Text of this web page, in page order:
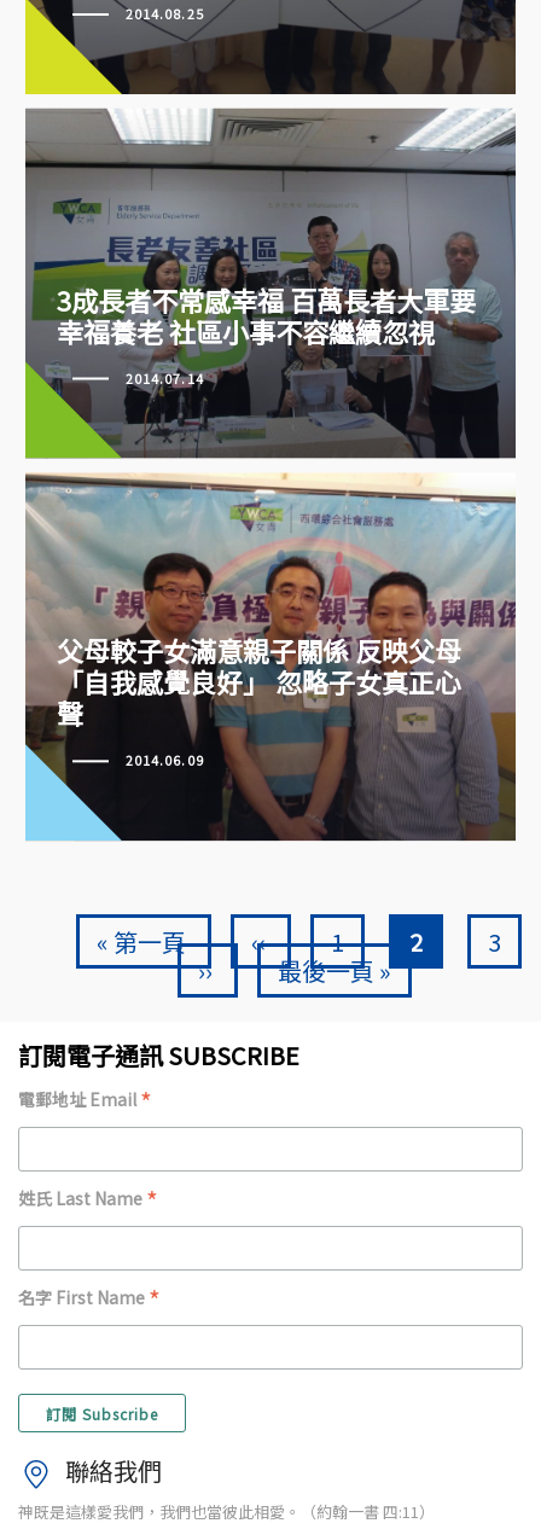
2014.08.25
3成長者不常感幸福 百萬長者大軍
要幸福養老 社區小事不容繼續忽
視
3成長者不常感幸福 百萬長者大軍要
幸福養老 社區小事不容繼續忽視
2014.07.14
父母較子女滿意親子關係 反映父
母「自我感覺良好」 忽略子女真
正心聲
父母較子女滿意親子關係 反映父母
「自我感覺良好」 忽略子女真正心
聲
2014.06.09
PaginationFirst page
« 第一頁 Previous page
‹‹ 頁面
1 Current
2 頁面
3
Next page
›› Last page
最後一頁 »
訂閱電子通訊 SUBSCRIBE
電郵地址 Email*
姓氏 Last Name *
名字 First Name *
聯絡我們
神既是這樣愛我們，我們也當彼此相愛。（約翰一書 四:11）